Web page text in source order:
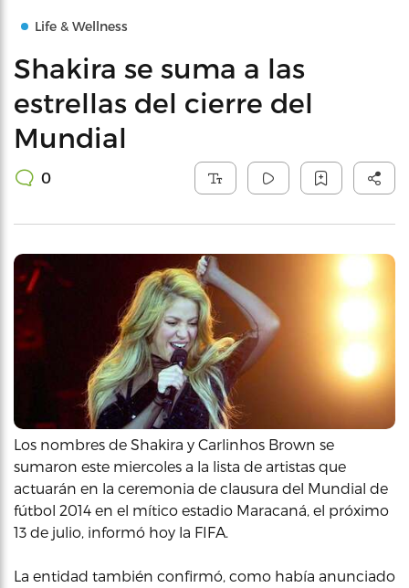
Life & Wellness
Shakira se suma a las
estrellas del cierre del
Mundial
0
Los nombres de Shakira y Carlinhos Brown se
sumaron este miercoles a la lista de artistas que
actuarán en la ceremonia de clausura del Mundial de
fútbol 2014 en el mítico estadio Maracaná, el próximo
13 de julio, informó hoy la FIFA.
La entidad también confirmó, como había anunciado